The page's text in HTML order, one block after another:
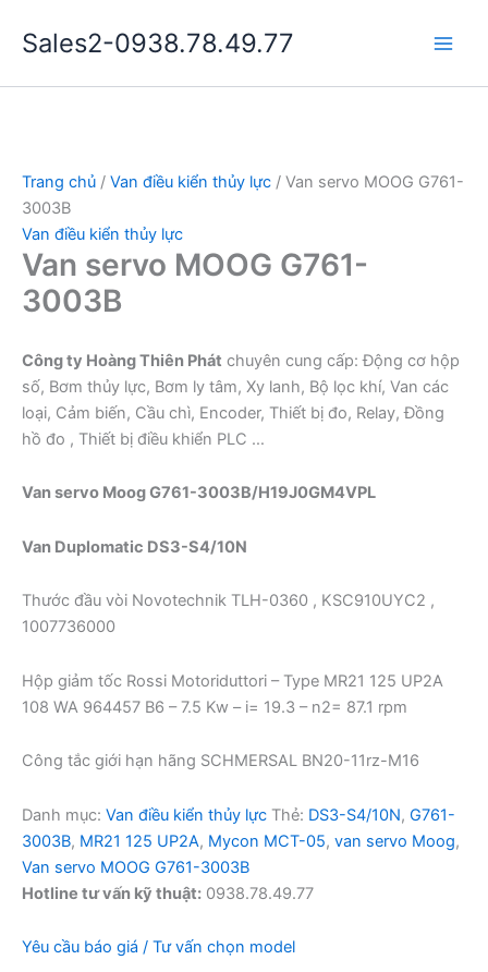
dung
Sales2-0938.78.49.77
Trang chủ / Van điều kiển thủy lực / Van servo MOOG G761-
3003B
Van điều kiển thủy lực
Van servo MOOG G761-
3003B
Công ty Hoàng Thiên Phát chuyên cung cấp: Động cơ hộp
số, Bơm thủy lực, Bơm ly tâm, Xy lanh, Bộ lọc khí, Van các
loại, Cảm biến, Cầu chì, Encoder, Thiết bị đo, Relay, Đồng
hồ đo , Thiết bị điều khiển PLC …
Van servo Moog G761-3003B/H19J0GM4VPL
Van Duplomatic DS3-S4/10N
Thước đầu vòi Novotechnik TLH-0360 , KSC910UYC2 ,
1007736000
Hộp giảm tốc Rossi Motoriduttori – Type MR21 125 UP2A
108 WA 964457 B6 – 7.5 Kw – i= 19.3 – n2= 87.1 rpm
Công tắc giới hạn hãng SCHMERSAL BN20-11rz-M16
Danh mục: Van điều kiển thủy lực Thẻ: DS3-S4/10N, G761-
3003B, MR21 125 UP2A, Mycon MCT-05, van servo Moog,
Van servo MOOG G761-3003B
Hotline tư vấn kỹ thuật: 0938.78.49.77
Yêu cầu báo giá / Tư vấn chọn model